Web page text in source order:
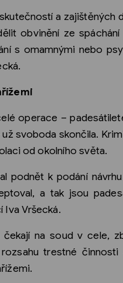
a
obvinění ze
s omamnými nebo
operace –
svoboda skončila.
od okolního světa.
podnět k podání
a tak jsou
Iva Vršecká.
na soud v cele,
trestné